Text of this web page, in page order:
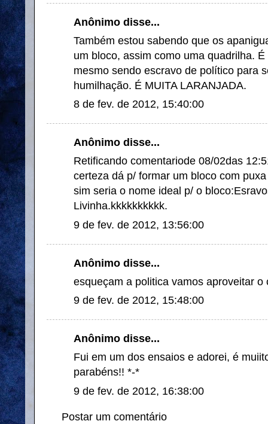
Anônimo disse...
Também estou sabendo que os
um bloco, assim como uma quadrilha.
mesmo sendo escravo de político para
humilhação. É MUITA LARANJADA.
8 de fev. de 2012, 15:40:00
Anônimo disse...
Retificando comentariode 08/02das
certeza dá p/ formar um bloco com
sim seria o nome ideal p/ o
Livinha.kkkkkkkkkk.
9 de fev. de 2012, 13:56:00
Anônimo disse...
esqueçam a politica vamos aproveitar
9 de fev. de 2012, 15:48:00
Anônimo disse...
Fui em um dos ensaios e adorei, é
parabéns!! *-*
9 de fev. de 2012, 16:38:00
Postar um comentário